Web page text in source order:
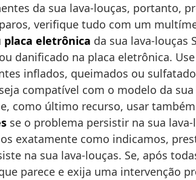
da sua lava-louças, portanto,
verifique tudo com um
eletrônica da sua lava-louças
danificado na placa eletrônica.
inflados, queimados ou
compatível com o modelo da
como último recurso, usar
se o problema persistir na sua
exatamente como indicamos,
na sua lava-louças. Se, após
parece e exija uma intervenção